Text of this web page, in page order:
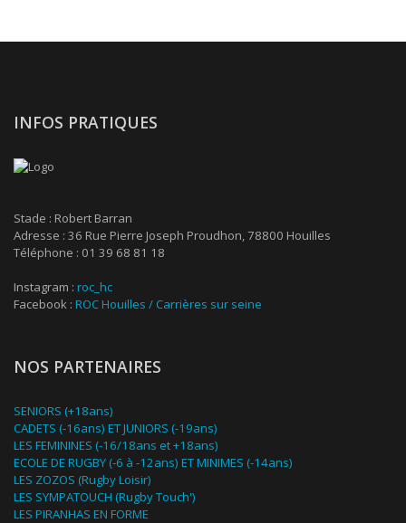
INFOS PRATIQUES
Stade : Robert Barran
Adresse : 36 Rue Pierre Joseph Proudhon, 78800 Houilles
Téléphone : 01 39 68 81 18
Instagram : roc_hc
Facebook : ROC Houilles / Carrières sur seine
NOS PARTENAIRES
SENIORS (+18ans)
CADETS (-16ans) ET JUNIORS (-19ans)
LES FEMININES (-16/18ans et +18ans)
ECOLE DE RUGBY (-6 à -12ans) ET MINIMES (-14ans)
LES ZOZOS (Rugby Loisir)
LES SYMPATOUCH (Rugby Touch')
LES PIRANHAS EN FORME